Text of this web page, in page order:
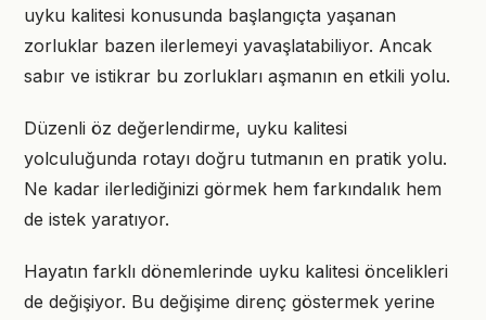
uyku kalitesi konusunda başlangıçta yaşanan
zorluklar bazen ilerlemeyi yavaşlatabiliyor. Ancak
sabır ve istikrar bu zorlukları aşmanın en etkili yolu.
Düzenli öz değerlendirme, uyku kalitesi
yolculuğunda rotayı doğru tutmanın en pratik yolu.
Ne kadar ilerlediğinizi görmek hem farkındalık hem
de istek yaratıyor.
Hayatın farklı dönemlerinde uyku kalitesi öncelikleri
de değişiyor. Bu değişime direnç göstermek yerine